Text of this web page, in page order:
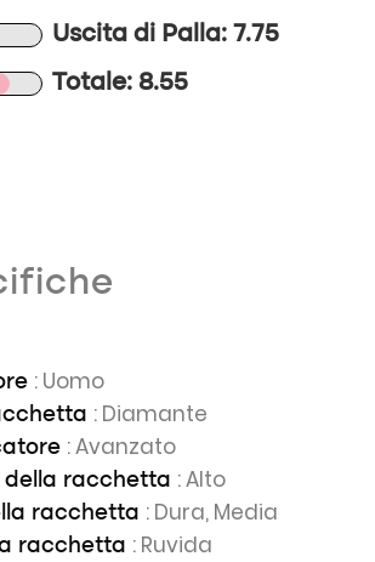
Uscita di Palla: 7.75
Totale: 8.55
: Uomo
: Diamante
: Avanzato
della racchetta : Alto
racchetta : Dura, Media
racchetta : Ruvida